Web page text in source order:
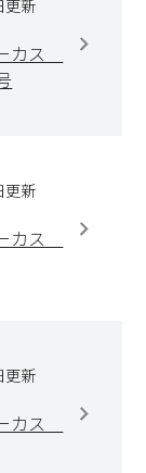
更新
カス
更新
カス
更新
カス